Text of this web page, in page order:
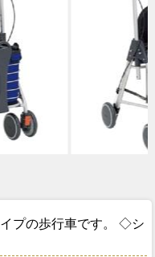
プの歩行車です。 ◇シ